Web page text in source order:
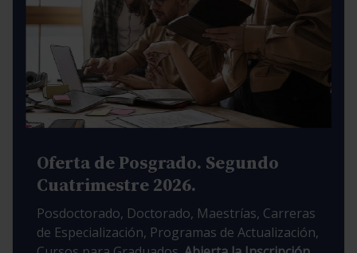
Oferta de Posgrado. Segundo
Cuatrimestre 2026.
Posdoctorado, Doctorado, Maestrías, Carreras
de Especialización, Programas de Actualización,